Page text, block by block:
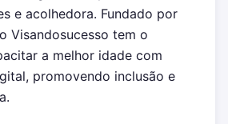
e acolhedora. Fundado por
Visandosucesso tem o
a melhor idade com
promovendo inclusão e